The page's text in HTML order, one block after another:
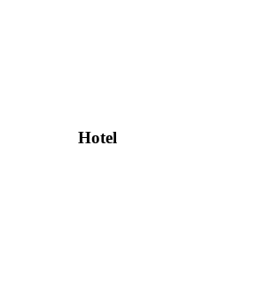
Hotel